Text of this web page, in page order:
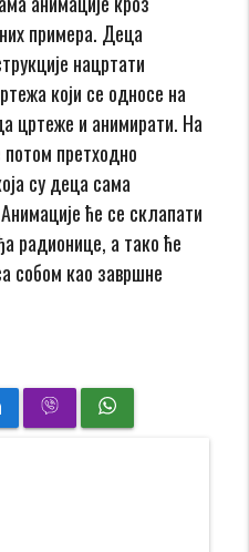
примера. Деца
нацртати
који се односе на
цртеже и анимирати. На
потом претходно
су деца сама
ће се склапати
радионице, а тако ће
собом као завршне